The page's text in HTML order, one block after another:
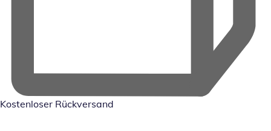
Kostenloser Rückversand